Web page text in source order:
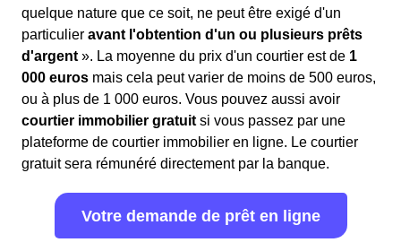
quelque nature que ce soit, ne peut être exigé d'un
particulier avant l'obtention d'un ou plusieurs prêts
d'argent ». La moyenne du prix d'un courtier est de 1
000 euros mais cela peut varier de moins de 500 euros,
ou à plus de 1 000 euros. Vous pouvez aussi avoir
courtier immobilier gratuit si vous passez par une
plateforme de courtier immobilier en ligne. Le courtier
gratuit sera rémunéré directement par la banque.
Votre demande de prêt en ligne